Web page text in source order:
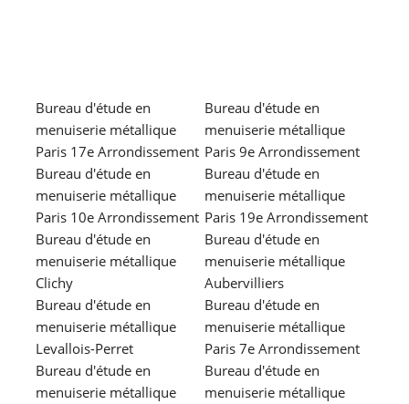
CONTACT
Bureau d'étude en
menuiserie métallique
Paris 17e Arrondissement
Bureau d'étude en
menuiserie métallique
Paris 9e Arrondissement
Bureau d'étude en
menuiserie métallique
Paris 10e Arrondissement
Bureau d'étude en
menuiserie métallique
Paris 19e Arrondissement
Bureau d'étude en
menuiserie métallique
Clichy
Bureau d'étude en
menuiserie métallique
Aubervilliers
Bureau d'étude en
menuiserie métallique
Levallois-Perret
Bureau d'étude en
menuiserie métallique
Paris 7e Arrondissement
Bureau d'étude en
menuiserie métallique
Bureau d'étude en
menuiserie métallique